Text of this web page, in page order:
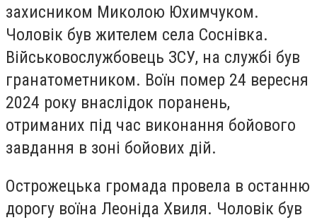
захисником Миколою Юхимчуком.
Чоловік був жителем села Соснівка.
Військовослужбовець ЗСУ, на службі був
гранатометником. Воїн помер 24 вересня
2024 року внаслідок поранень,
отриманих під час виконання бойового
завдання в зоні бойових дій.
Острожецька громада провела в останню
дорогу воїна Леоніда Хвиля. Чоловік був